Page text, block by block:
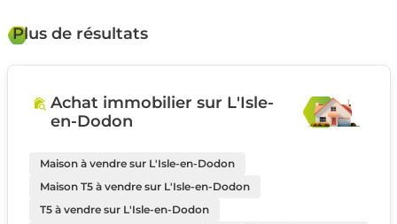
Plus de résultats
Achat immobilier sur L'Isle-
en-Dodon
Maison à vendre sur L'Isle-en-Dodon
Maison T5 à vendre sur L'Isle-en-Dodon
T5 à vendre sur L'Isle-en-Dodon